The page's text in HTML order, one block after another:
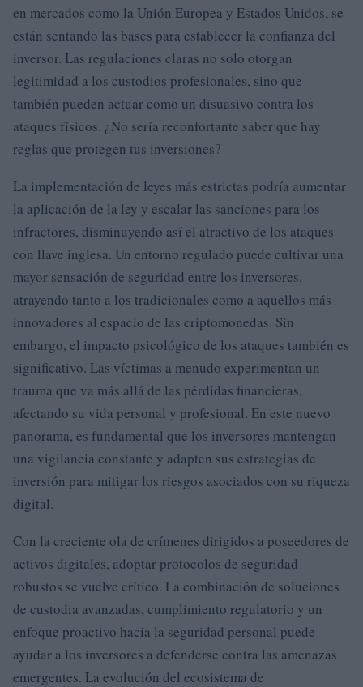
en mercados como la Unión Europea y Estados Unidos, se
están sentando las bases para establecer la confianza del
inversor. Las regulaciones claras no solo otorgan
legitimidad a los custodios profesionales, sino que
también pueden actuar como un disuasivo contra los
ataques físicos. ¿No sería reconfortante saber que hay
reglas que protegen tus inversiones?
La implementación de leyes más estrictas podría aumentar
la aplicación de la ley y escalar las sanciones para los
infractores, disminuyendo así el atractivo de los ataques
con llave inglesa. Un entorno regulado puede cultivar una
mayor sensación de seguridad entre los inversores,
atrayendo tanto a los tradicionales como a aquellos más
innovadores al espacio de las criptomonedas. Sin
embargo, el impacto psicológico de los ataques también es
significativo. Las víctimas a menudo experimentan un
trauma que va más allá de las pérdidas financieras,
afectando su vida personal y profesional. En este nuevo
panorama, es fundamental que los inversores mantengan
una vigilancia constante y adapten sus estrategias de
inversión para mitigar los riesgos asociados con su riqueza
digital.
Con la creciente ola de crímenes dirigidos a poseedores de
activos digitales, adoptar protocolos de seguridad
robustos se vuelve crítico. La combinación de soluciones
de custodia avanzadas, cumplimiento regulatorio y un
enfoque proactivo hacia la seguridad personal puede
ayudar a los inversores a defenderse contra las amenazas
emergentes. La evolución del ecosistema de